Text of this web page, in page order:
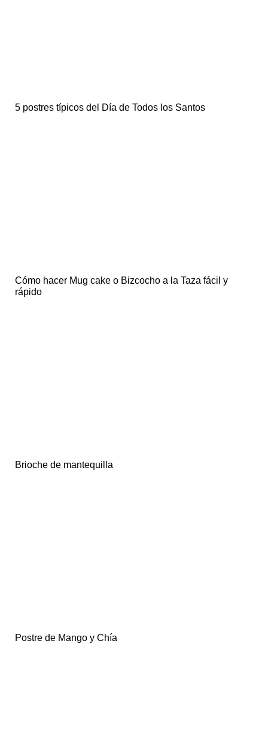
5 postres típicos del Día de Todos los Santos
Cómo hacer Mug cake o Bizcocho a la Taza fácil y
rápido
Brioche de mantequilla
Postre de Mango y Chía